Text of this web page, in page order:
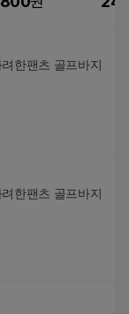
한팬츠 골프바지
한팬츠 골프바지